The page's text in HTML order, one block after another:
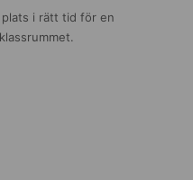
i rätt tid för en